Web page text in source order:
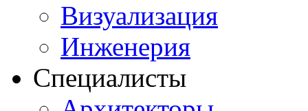
Визуализация
Инженерия
Специалисты